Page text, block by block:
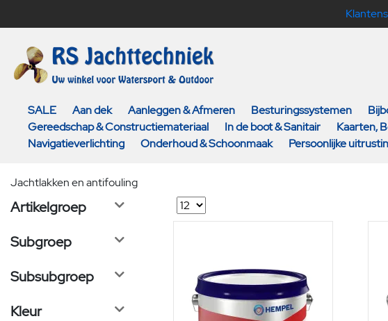
SALE Aan dek Aanleggen & Afmeren Besturingssystemen
Gereedschap & Constructiemateriaal
In de boot & Sanitair Kaarten,
Navigatieverlichting
Onderhoud & Schoonmaak Persoonlijke
Jachtlakken en antifouling
Artikelgroep
Subgroep
Subsubgroep
Kleur